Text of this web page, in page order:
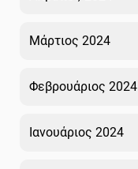
Μάρτιος 2024
Φεβρουάριος 2024
Ιανουάριος 2024